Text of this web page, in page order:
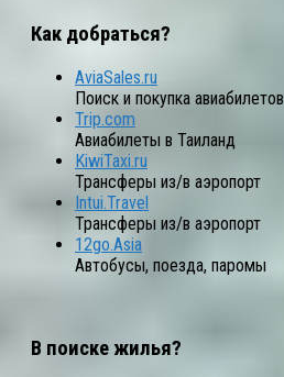
Как добраться?
AviaSales.ru
Поиск и покупка авиабилетов
Trip.com
Авиабилеты в Таиланд
KiwiTaxi.ru
Трансферы из/в аэропорт
Intui.Travel
Трансферы из/в аэропорт
12go.Asia
Автобусы, поезда, паромы
В поиске жилья?